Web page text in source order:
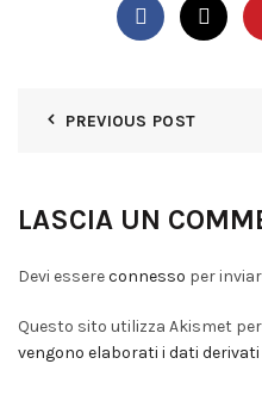
PREVIOUS POST
LASCIA UN
Devi essereconnesso per
Questo sito utilizza Akismet
vengono elaborati i dati